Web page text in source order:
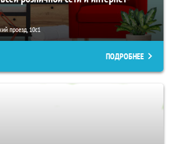
проезд, 10с1
ПОДРОБНЕЕ